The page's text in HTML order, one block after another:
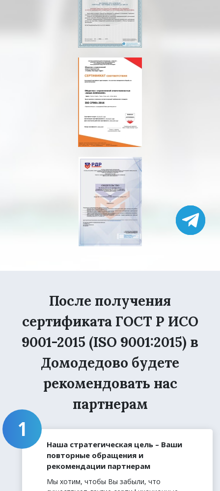
После получения
сертификата ГОСТ Р ИСО
9001-2015 (ISO 9001:2015) в
Домодедово будете
рекомендовать нас
партнерам
Наша стратегическая цель – Ваши
повторные обращения и
рекомендации партнерам
Мы хотим, чтобы Вы забыли, что